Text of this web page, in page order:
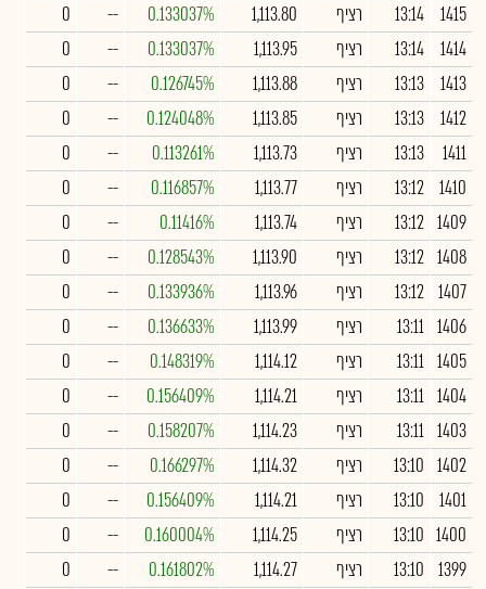
1415
13:14 רציף 1,113.80
0.133037%
--
0
1414
13:14 רציף 1,113.95
0.133037%
--
0
1413
13:13 רציף 1,113.88
0.126745%
--
0
1412
13:13 רציף 1,113.85
0.124048%
--
0
1411
13:13 רציף 1,113.73
0.113261%
--
0
1410
13:12 רציף 1,113.77
0.116857%
--
0
1409
13:12 רציף 1,113.74
0.11416%
--
0
1408
13:12 רציף 1,113.90
0.128543%
--
0
1407
13:12 רציף 1,113.96
0.133936%
--
0
1406
13:11 רציף 1,113.99
0.136633%
--
0
1405
13:11 רציף 1,114.12
0.148319%
--
0
1404
13:11 רציף 1,114.21
0.156409%
--
0
1403
13:11 רציף 1,114.23
0.158207%
--
0
1402
13:10 רציף 1,114.32
0.166297%
--
0
1401
13:10 רציף 1,114.21
0.156409%
--
0
1400
13:10 רציף 1,114.25
0.160004%
--
0
1399
13:10 רציף 1,114.27
0.161802%
--
0